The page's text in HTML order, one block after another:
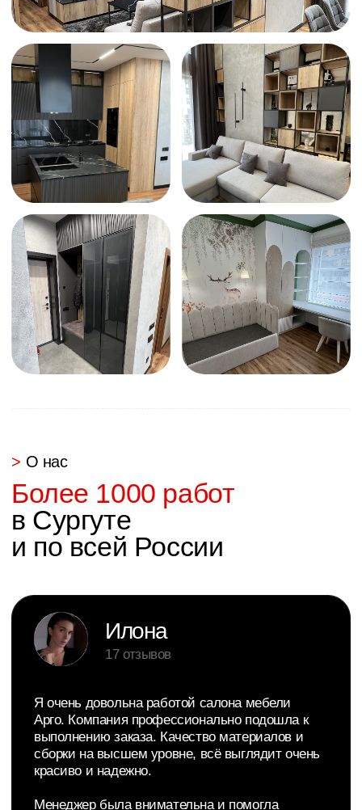
Менеджер учтет все Ваши
пожелания
А специалист по расчету стоимости подберет лучший
дизайн и материалы для Вашего пространства
Заказать звонок
Живые обзоры и
реальный показ работ
В нашем телеграм канале
График:
10:00 — 19:00
Ежедневно
Телефон:
Менеджер:
+7 (3462) 53-30-33
Адрес:
Сургут, ул. Ивана
Захарова, 12/1
Контакты
Построить маршрут